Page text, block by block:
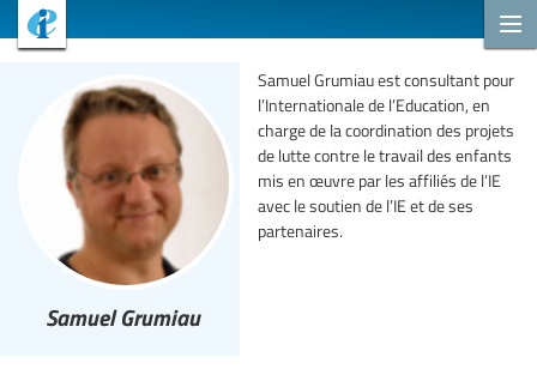
Samuel Grumiau
Samuel Grumiau est consultant pour
l’Internationale de l’Education, en
charge de la coordination des projets
de lutte contre le travail des enfants
mis en œuvre par les affiliés de l’IE
avec le soutien de l’IE et de ses
partenaires.